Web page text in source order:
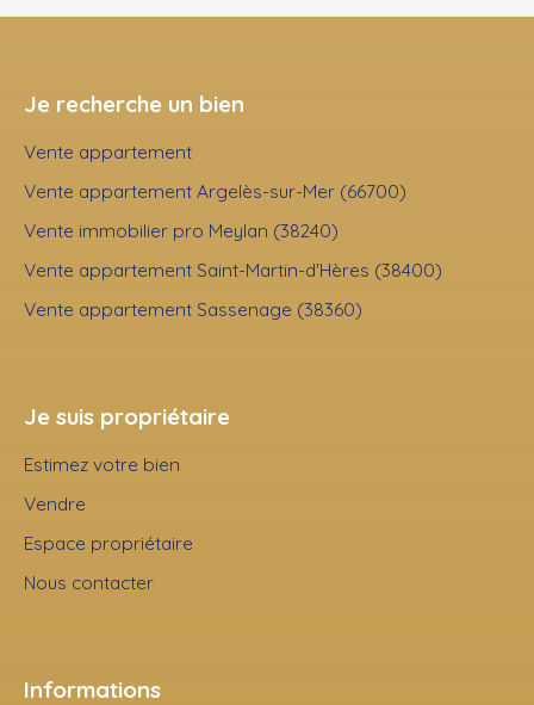
Je recherche un bien
Vente appartement
Vente appartement Argelès-sur-Mer (66700)
Vente immobilier pro Meylan (38240)
Vente appartement Saint-Martin-d'Hères (38400)
Vente appartement Sassenage (38360)
Je suis propriétaire
Estimez votre bien
Vendre
Espace propriétaire
Nous contacter
Informations